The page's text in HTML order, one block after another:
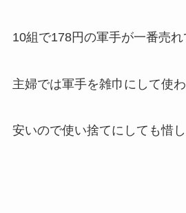
10組で178円の軍手が一番売れ
主婦では軍手を雑巾にして使わ
安いので使い捨てにしても惜し